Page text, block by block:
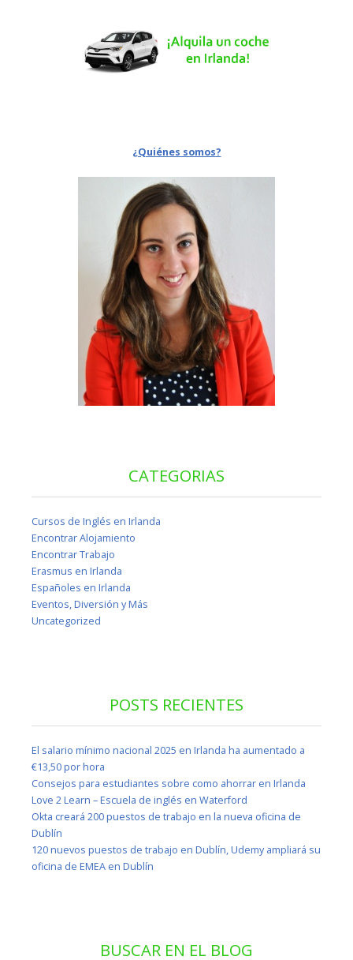
¿Quiénes somos?
CATEGORIAS
Cursos de Inglés en Irlanda
Encontrar Alojamiento
Encontrar Trabajo
Erasmus en Irlanda
Españoles en Irlanda
Eventos, Diversión y Más
Uncategorized
POSTS RECIENTES
El salario mínimo nacional 2025 en Irlanda ha aumentado a
€13,50 por hora
Consejos para estudiantes sobre como ahorrar en Irlanda
Love 2 Learn – Escuela de inglés en Waterford
Okta creará 200 puestos de trabajo en la nueva oficina de
Dublín
120 nuevos puestos de trabajo en Dublín, Udemy ampliará su
oficina de EMEA en Dublín
BUSCAR EN EL BLOG